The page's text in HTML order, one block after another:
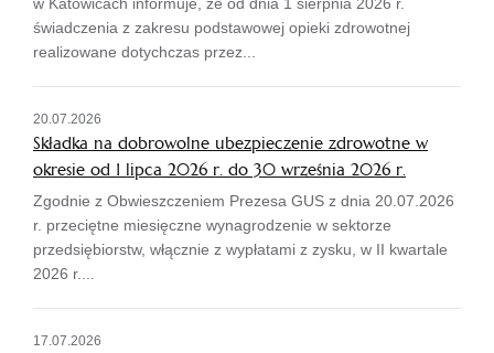
świadczenia z zakresu podstawowej opieki zdrowotnej
realizowane dotychczas przez...
20.07.2026
Składka na dobrowolne ubezpieczenie zdrowotne w
okresie od 1 lipca 2026 r. do 30 września 2026 r.
Zgodnie z Obwieszczeniem Prezesa GUS z dnia 20.07.2026
r. przeciętne miesięczne wynagrodzenie w sektorze
przedsiębiorstw, włącznie z wypłatami z zysku, w II kwartale
2026 r....
17.07.2026